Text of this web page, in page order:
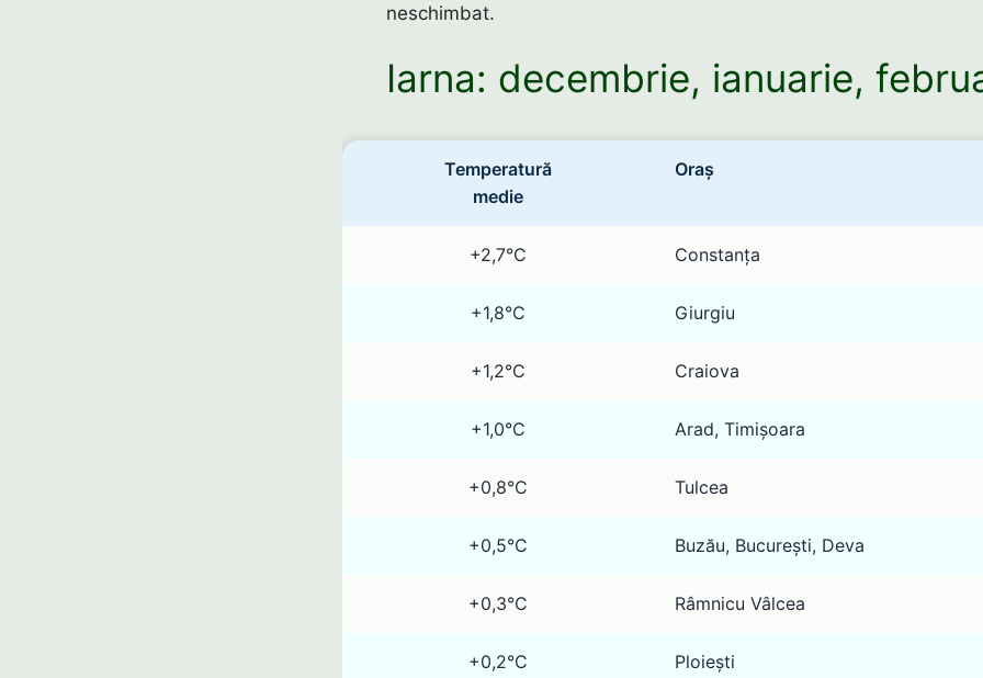
neschimbat.
Iarna: decembrie, ianuarie,
Temperatură
medie
Oraș
+2,7°C Constanța
+1,8°C Giurgiu
+1,2°C Craiova
+1,0°C Arad, Timișoara
+0,8°C Tulcea
+0,5°C Buzău, București, Deva
+0,3°C Râmnicu Vâlcea
+0,2°C Ploiești